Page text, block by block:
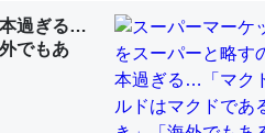
るし。
海にいないのか」に関する新仮説
本過ぎる…
でもあ